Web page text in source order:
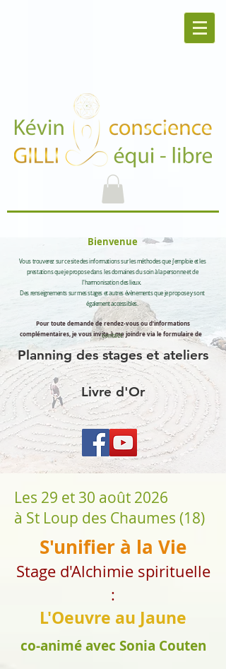
Bienvenue
Vous trouverez sur ce site des informations sur les méthodes que j'emploie et les
prestations que je propose dans les domaines du soin à la personne et de
l'harmonisation des lieux.
Des renseignements sur mes stages et autres évènements que je propose y sont
également accessibles.
Pour toute demande de rendez-vous ou d'informations
complémentaires, je vous invite à me joindre via le formulaire de
contact.
Planning des stages et ateliers
Livre d'Or
Les 29 et 30 août 2026
à St Loup des Chaumes (18)
S'unifier à la Vie
Stage d'Alchimie spirituelle
:
L'Oeuvre au Jaune
co-animé avec Sonia Couten